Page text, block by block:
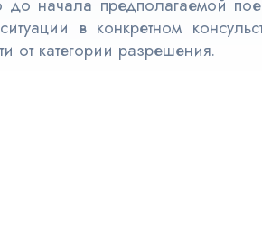
начала предполагаемой
в конкретном
от категории разрешения.